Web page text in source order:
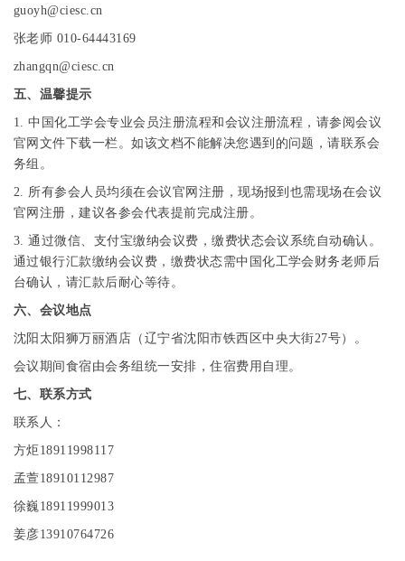
guoyh@ciesc.cn
张老师 010-64443169
zhangqn@ciesc.cn
五、温馨提示
1.中国化工学会专业会员注册流程和会议注册流程，请参阅会议
官网文件下载一栏。如该文档不能解决您遇到的问题，请联系会
务组。
2. 所有参会人员均须在会议官网注册，现场报到也需现场在会议
官网注册，建议各参会代表提前完成注册。
3.通过微信、支付宝缴纳会议费，缴费状态会议系统自动确认。
通过银行汇款缴纳会议费，缴费状态需中国化工学会财务老师后
台确认，请汇款后耐心等待。
六、会议地点
沈阳太阳狮万丽酒店（辽宁省沈阳市铁西区中央大街27号）。
会议期间食宿由会务组统一安排，住宿费用自理。
七、联系方式
联系人：
方炬 18911998117
孟萱18910112987
徐巍18911999013
姜彦13910764726